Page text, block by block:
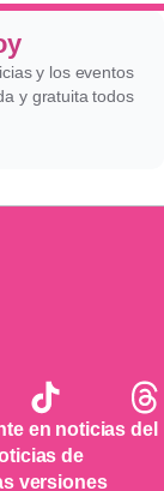
y los eventos
y gratuita todos
en noticias del
de
versiones